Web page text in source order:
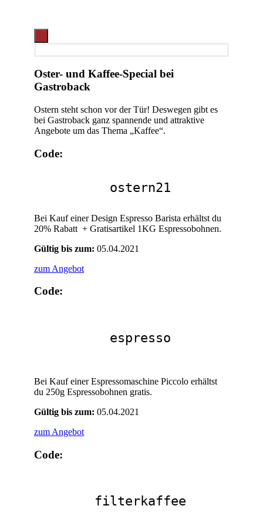
Oster- und Kaffee-Special bei
Gastroback
Ostern steht schon vor der Tür! Deswegen gibt es
bei Gastroback ganz spannende und attraktive
Angebote um das Thema „Kaffee“.
Code:
ostern21
Bei Kauf einer Design Espresso Barista erhältst du
20% Rabatt + Gratisartikel 1KG Espressobohnen.
Gültig bis zum: 05.04.2021
zum Angebot
Code:
espresso
Bei Kauf einer Espressomaschine Piccolo erhältst
du 250g Espressobohnen gratis.
Gültig bis zum: 05.04.2021
zum Angebot
Code:
filterkaffee